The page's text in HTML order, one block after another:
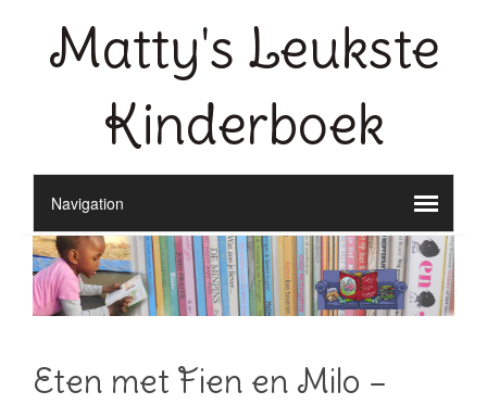
Matty's Leukste
Kinderboek
Eten met Fien en Milo –